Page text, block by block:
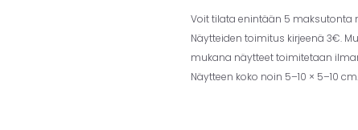
Voit tilata enintään 5 maksutonta
Näytteiden toimitus kirjeenä 3€.
mukana näytteet toimitetaan
Näytteen koko noin 5–10 × 5–10 cm.